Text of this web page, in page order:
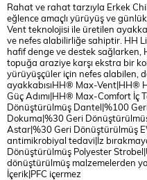
Rahat ve rahat tarzıyla Erkek
eğlence amaçlı yürüyüş ve
Vent teknolojisi ile üretilen
ve nefes alabilirliğe sahiptir. HH
hafif denge ve destek
topuğa araziye karşı ekstra bir
yürüyüşçüler için nefes alabilen,
ayakkabısıHH® Max-Vent|HH®
Güç Adımı|HH® Max-Comfort
Dönüştürülmüş Dantel|%100
Dokuma|%30 Geri
Astar|%30 Geri Dönüştürülmüş
antimikrobiyal tedavi|İz
Dönüştürülmüş Polyester
dönüştürülmüş malzemelerden
İçerik|PFC içermez